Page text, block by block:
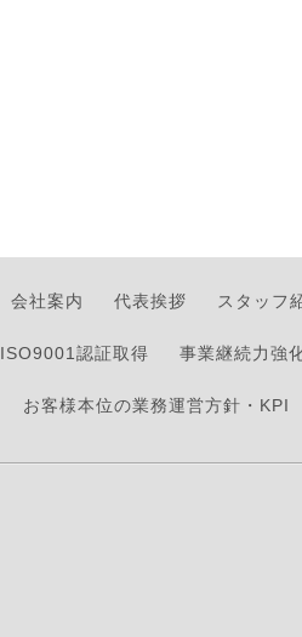
会社案内 代表挨拶 スタッフ
ISO9001認証取得 事業継続力強
お客様本位の業務運営方針・KPI